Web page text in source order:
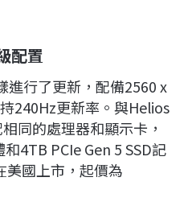
配置
進行了更新，配備2560 x
240Hz更新率。與Helios
同的處理器和顯示卡，
4TB PCIe Gen 5 SSD記
美國上市，起價為